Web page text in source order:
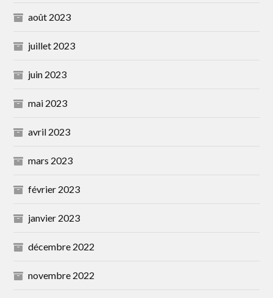
août 2023
juillet 2023
juin 2023
mai 2023
avril 2023
mars 2023
février 2023
janvier 2023
décembre 2022
novembre 2022